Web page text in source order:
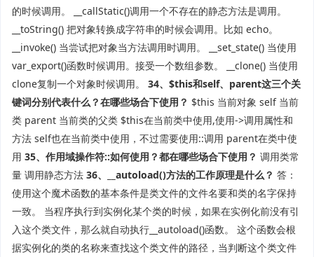
的时候调用。 __callStatic()调用一个不存在的静态方法是调用。
__toString() 把对象转换成字符串的时候会调用。比如 echo。
__invoke() 当尝试把对象当方法调用时调用。 __set_state() 当使用
var_export()函数时候调用。接受一个数组参数。 __clone() 当使用
clone复制一个对象时候调用。 34、$this和self、parent这三个关
键词分别代表什么？在哪些场合下使用？ $this 当前对象 self 当前
类 parent 当前类的父类 $this在当前类中使用,使用->调用属性和
方法 self也在当前类中使用，不过需要使用::调用 parent在类中使
用 35、作用域操作符::如何使用？都在哪些场合下使用？ 调用类常
量 调用静态方法 36、__autoload()方法的工作原理是什么？ 答：
使用这个魔术函数的基本条件是类文件的文件名要和类的名字保持
一致。 当程序执行到实例化某个类的时候，如果在实例化前没有引
入这个类文件，那么就自动执行__autoload()函数。 这个函数会根
据实例化的类的名称来查找这个类文件的路径，当判断这个类文件